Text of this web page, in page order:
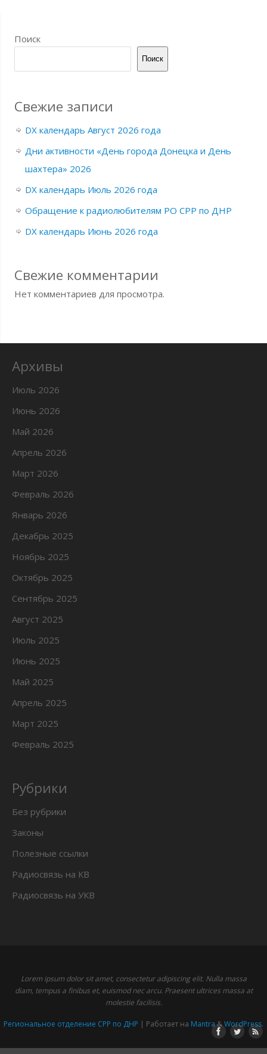
Поиск
Поиск
Свежие записи
DX календарь Август 2026 года
Дни активности «День города Донецка и День
шахтера» 2026
DX календарь Июль 2026 года
Обращение к радиолюбителям РО СРР по ДНР
DX календарь Июнь 2026 года
Свежие комментарии
Нет комментариев для просмотра.
Архивы
Июль 2026
Июнь 2026
Май 2026
Апрель 2026
Март 2026
Февраль 2026
Январь 2026
Декабрь 2025
Ноябрь 2025
Октябрь 2025
Сентябрь 2025
Август 2025
Июль 2025
Июнь 2025
Май 2025
Апрель 2025
Март 2025
Февраль 2025
Рубрики
Без рубрики
Законы
Полезные ссылки
Радиосвязь на КВ
Радиосвязь на УКВ
Lorem ipsum dolor sit amet, consectetur adipiscing elit. Nulla massa
diam, tempus a finibus et, euismod nec arcu. Praesent ultrices massa at
molestie facilisis.
Региональное отделение СРР по ДНР | Работает на Mantra&WordPress.